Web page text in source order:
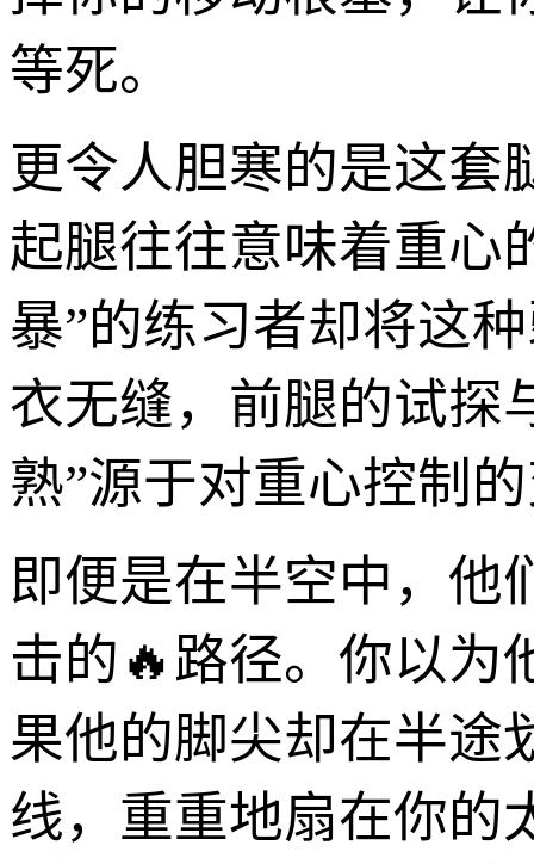
等死。
更令人胆寒的是这套
起腿往往意味着重心
暴”的练习者却将这
衣无缝，前腿的试探
熟”源于对重心控制
即便是在半空中，他
击的🔥路径。你以为
果他的脚尖却在半途
线，重重地扇在你的